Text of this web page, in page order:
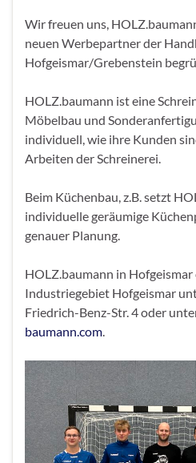
Wir freuen uns,
neuen Werbepartner der
Hofgeismar/Grebenstein
HOLZ.baumann ist eine
Möbelbau und
individuell, wie ihre Kunden
Arbeiten der Schreinerei.
Beim Küchenbau, z.B. setzt
individuelle geräumige
genauer Planung.
HOLZ.baumann in Hofgeismar
Industriegebiet Hofgeismar
Friedrich-Benz-Str. 4 oder
baumann.com.